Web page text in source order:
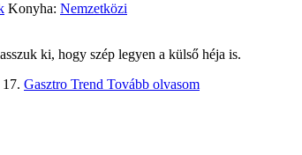
Konyha: Nemzetközi
ki, hogy szép legyen a külső héja is.
Gasztro Trend Tovább olvasom